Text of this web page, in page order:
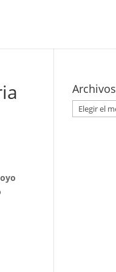
Archivos
Archivos